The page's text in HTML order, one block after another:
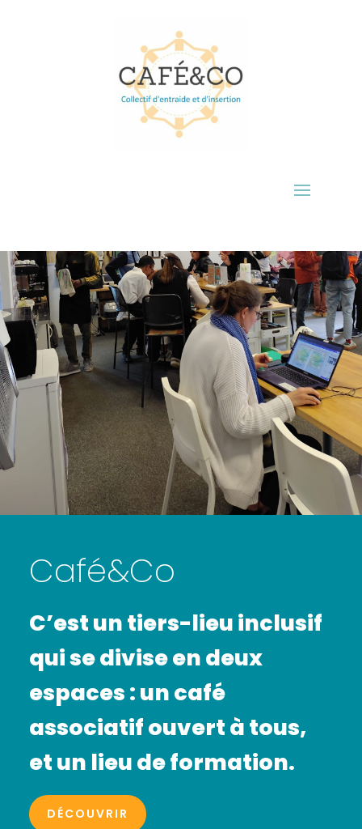
Café&Co
C’est un tiers-lieu inclusif
qui se divise en deux
espaces : un café
associatif ouvert à tous,
et un lieu de formation.
DÉCOUVRIR